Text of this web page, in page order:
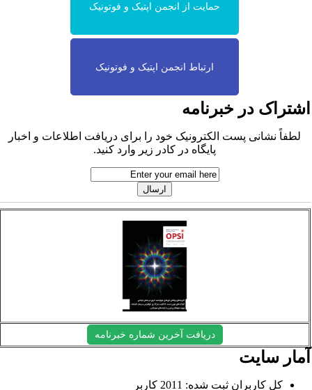
حمایت از انجمن اپتیک و فوتونیک
ارتباط انجمن اپتیک و فوتونیک
در خبرنامه
لطفاً نشانی پست الکترونیک خود را برای دریافت اطلاعات و اخبار
پایگاه در کادر زیر وارد کنید.
دریافت آخرین شماره خبرنامه
سایت
کل کاربران ثبت شده: 2011 کاربر